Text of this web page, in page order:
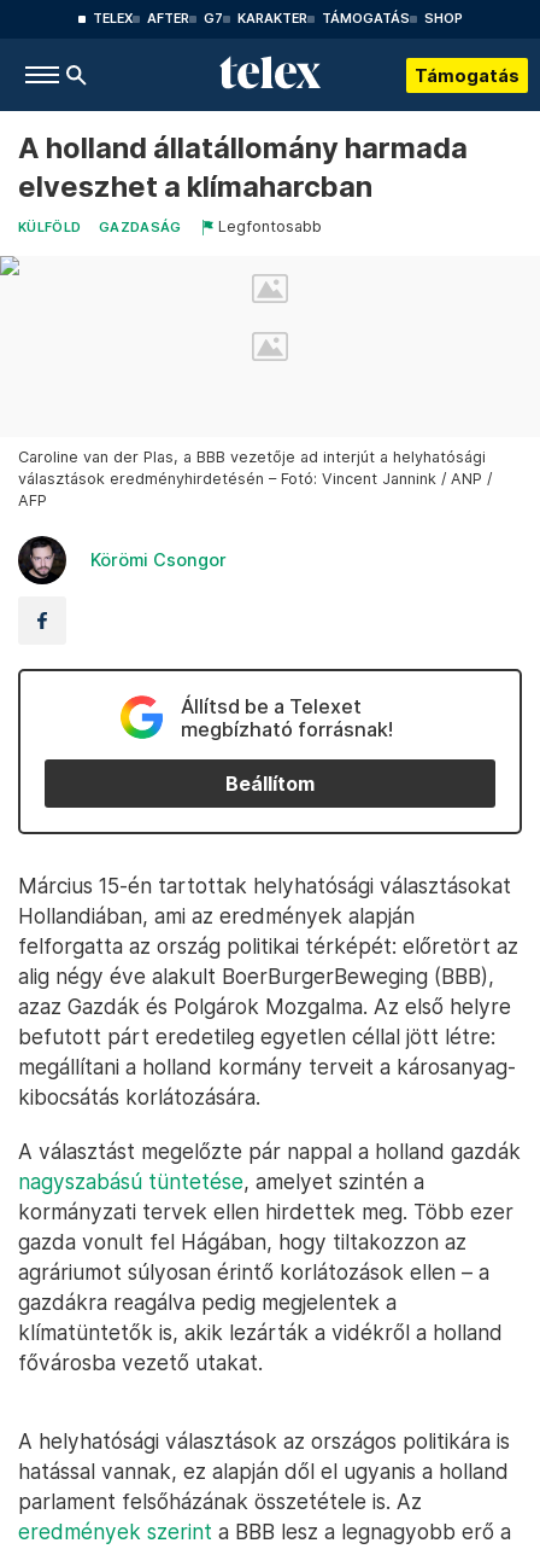
TELEX AFTER G7 KARAKTER TÁMOGATÁS SHOP
Támogatás
A holland állatállomány harmada
elveszhet a klímaharcban
KÜLFÖLD GAZDASÁG Legfontosabb
Caroline van der Plas, a BBB vezetője ad interjút a helyhatósági
választások eredményhirdetésén – Fotó: Vincent Jannink / ANP /
AFP
Körömi Csongor
Állítsd be a Telexet
megbízható forrásnak!
Beállítom
Március 15-én tartottak helyhatósági választásokat
Hollandiában, ami az eredmények alapján
felforgatta az ország politikai térképét: előretört az
alig négy éve alakult BoerBurgerBeweging (BBB),
azaz Gazdák és Polgárok Mozgalma. Az első helyre
befutott párt eredetileg egyetlen céllal jött létre:
megállítani a holland kormány terveit a károsanyag-
kibocsátás korlátozására.
A választást megelőzte pár nappal a holland gazdák
nagyszabású tüntetése, amelyet szintén a
kormányzati tervek ellen hirdettek meg. Több ezer
gazda vonult fel Hágában, hogy tiltakozzon az
agráriumot súlyosan érintő korlátozások ellen – a
gazdákra reagálva pedig megjelentek a
klímatüntetők is, akik lezárták a vidékről a holland
fővárosba vezető utakat.
A helyhatósági választások az országos politikára is
hatással vannak, ez alapján dől el ugyanis a holland
parlament felsőházának összetétele is. Az
eredmények szerint a BBB lesz a legnagyobb erő a